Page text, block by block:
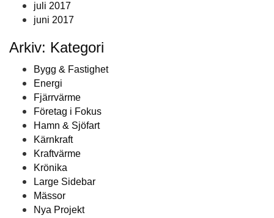
juli 2017
juni 2017
Arkiv: Kategori
Bygg & Fastighet
Energi
Fjärrvärme
Företag i Fokus
Hamn & Sjöfart
Kärnkraft
Kraftvärme
Krönika
Large Sidebar
Mässor
Nya Projekt